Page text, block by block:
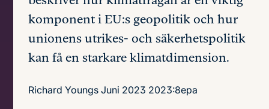
komponent i EU:s geopolitik och hur
unionens utrikes- och säkerhetspolitik
kan få en starkare klimatdimension.
Richard Youngs Juni 2023 2023:8epa